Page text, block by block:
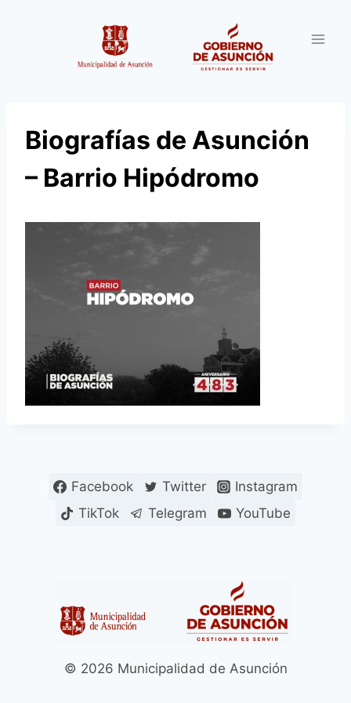
Biografías de Asunción
– Barrio Hipódromo
Facebook Twitter
Instagram
TikTok
Telegram YouTube
© 2026 Municipalidad de Asunción